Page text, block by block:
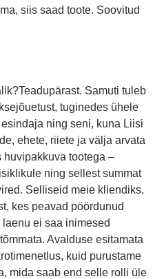
siis saad toote. Soovitud
Samuti tuleb
tuginedes ühele
ning seni, kuna Liisi
ehete, riiete ja välja arvata
tootega –
ning sellest summat
Selliseid meie kliendiks.
kes peavad pöördunud
ei saa inimesed
Avalduse esitamata
kuid purustame
mida saab end selle rolli üle